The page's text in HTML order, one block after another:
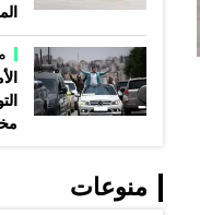
منوعات